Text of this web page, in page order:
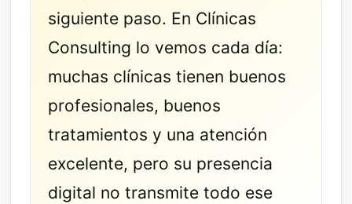
siguiente paso. En Clínicas
Consulting lo vemos cada día:
muchas clínicas tienen buenos
profesionales, buenos
tratamientos y una atención
excelente, pero su presencia
digital no transmite todo ese